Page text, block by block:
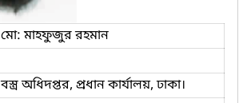
মো: মাহফুজুর রহমান
বস্ত্র অধিদপ্তর, প্রধান কার্যালয়, ঢাকা।